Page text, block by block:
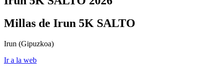
Millas de Irun 5K SALTO
Irun (Gipuzkoa)
Ir a la web